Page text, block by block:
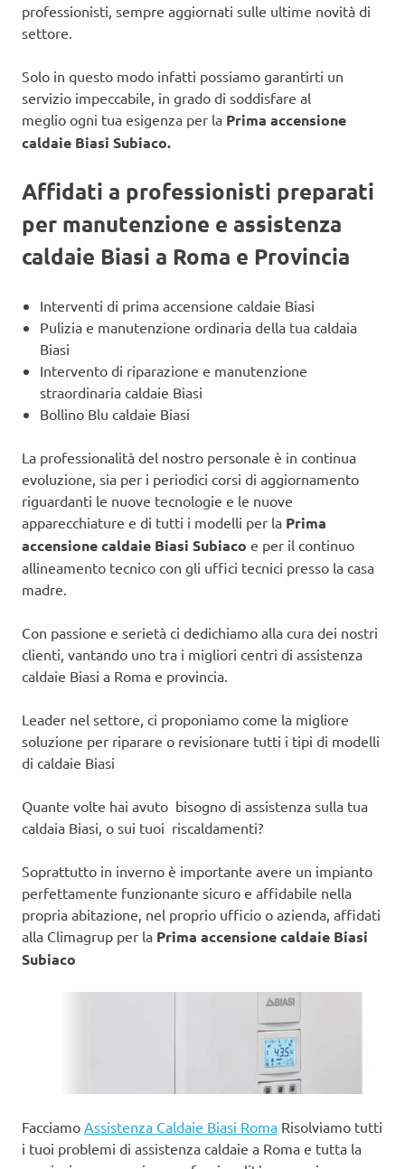
professionisti, sempre aggiornati sulle ultime novità di
settore.
Solo in questo modo infatti possiamo garantirti un
servizio impeccabile, in grado di soddisfare al
meglio ogni tua esigenza per la Prima accensione
caldaie Biasi Subiaco.
Affidati a professionisti preparati
per manutenzione e assistenza
caldaie Biasi a Roma e Provincia
Interventi di prima accensione caldaie Biasi
Pulizia e manutenzione ordinaria della tua caldaia
Biasi
Intervento di riparazione e manutenzione
straordinaria caldaie Biasi
Bollino Blu caldaie Biasi
La professionalità del nostro personale è in continua
evoluzione, sia per i periodici corsi di aggiornamento
riguardanti le nuove tecnologie e le nuove
apparecchiature e di tutti i modelli per la Prima
accensione caldaie Biasi Subiaco e per il continuo
allineamento tecnico con gli uffici tecnici presso la casa
madre.
Con passione e serietà ci dedichiamo alla cura dei nostri
clienti, vantando uno tra i migliori centri di assistenza
caldaie Biasi a Roma e provincia.
Leader nel settore, ci proponiamo come la migliore
soluzione per riparare o revisionare tutti i tipi di modelli
di caldaie Biasi
Quante volte hai avuto bisogno di assistenza sulla tua
caldaia Biasi, o sui tuoi riscaldamenti?
Soprattutto in inverno è importante avere un impianto
perfettamente funzionante sicuro e affidabile nella
propria abitazione, nel proprio ufficio o azienda, affidati
alla Climagrup per la Prima accensione caldaie Biasi
Subiaco
Facciamo Assistenza Caldaie Biasi Roma Risolviamo tutti
i tuoi problemi di assistenza caldaie a Roma e tutta la